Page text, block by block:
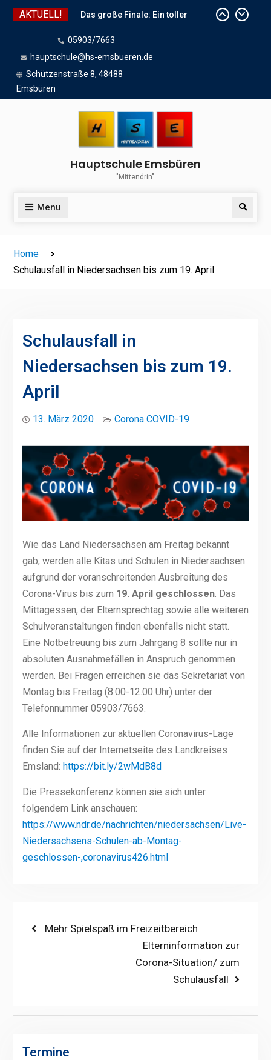
Skip
AKTUELL!
Das große Finale: Ein toller
Das Team der HSE wünscht
schöne Sommerferien
05903/7663
hauptschule@hs-emsbueren.de
Schützenstraße 8, 48488
Emsbüren
Hauptschule Emsbüren
"Mittendrin"
Menu Search
Home
Schulausfall in Niedersachsen bis zum 19. April
Schulausfall in
Niedersachsen bis zum 19.
April
13. März 2020 Corona COVID-19
Wie das Land Niedersachsen am Freitag bekannt
gab, werden alle Kitas und Schulen in Niedersachsen
aufgrund der voranschreitenden Ausbreitung des
Corona-Virus bis zum 19. April geschlossen. Das
Mittagessen, der Elternsprechtag sowie alle weiteren
Schulveranstaltungen finden ebenfalls nicht statt.
Eine Notbetreuung bis zum Jahrgang 8 sollte nur in
absoluten Ausnahmefällen in Anspruch genommen
werden. Bei Fragen erreichen sie das Sekretariat von
Montag bis Freitag (8.00-12.00 Uhr) unter der
Telefonnummer 05903/7663.
Alle Informationen zur aktuellen Coronavirus-Lage
finden Sie auf der Internetseite des Landkreises
Emsland: https://bit.ly/2wMdB8d
Die Pressekonferenz können sie sich unter
folgendem Link anschauen:
https://www.ndr.de/nachrichten/niedersachsen/Live-
Niedersachsens-Schulen-ab-Montag-
geschlossen-,coronavirus426.html
Beitragsnavigation
Previous
Mehr Spielspaß im Freizeitbereich
Next
post:
Elterninformation zur
Corona-Situation/ zum
Schulausfall
Termine